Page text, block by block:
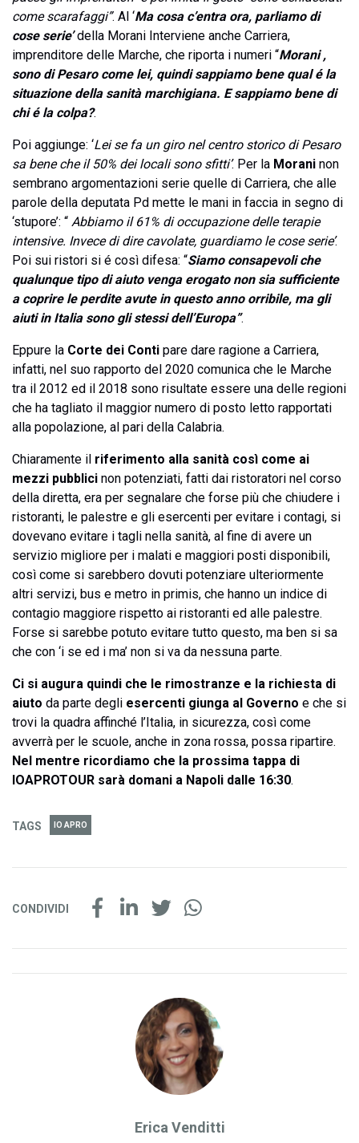
come scarafaggi”. Al ‘Ma cosa c’entra ora, parliamo di
cose serie’della Morani Interviene anche Carriera,
imprenditore delle Marche, che riporta i numeri “Morani ,
sono di Pesaro come lei, quindi sappiamo bene qual é la
situazione della sanità marchigiana. E sappiamo bene di
chi é la colpa?.
Poi aggiunge: ‘Lei se fa un giro nel centro storico di Pesaro
sa bene che il 50% dei locali sono sfitti’. Per la Morani non
sembrano argomentazioni serie quelle di Carriera, che alle
parole della deputata Pd mette le mani in faccia in segno di
‘stupore’: “ Abbiamo il 61% di occupazione delle terapie
intensive. Invece di dire cavolate, guardiamo le cose serie’.
Poi sui ristori si é così difesa: “Siamo consapevoli che
qualunque tipo di aiuto venga erogato non sia sufficiente
a coprire le perdite avute in questo anno orribile, ma gli
aiuti in Italia sono gli stessi dell’Europa”.
Eppure la Corte dei Conti pare dare ragione a Carriera,
infatti, nel suo rapporto del 2020 comunica che le Marche
tra il 2012 ed il 2018 sono risultate essere una delle regioni
che ha tagliato il maggior numero di posto letto rapportati
alla popolazione, al pari della Calabria.
Chiaramente il riferimento alla sanità così come ai
mezzi pubblici non potenziati, fatti dai ristoratori nel corso
della diretta, era per segnalare che forse più che chiudere i
ristoranti, le palestre e gli esercenti per evitare i contagi, si
dovevano evitare i tagli nella sanità, al fine di avere un
servizio migliore per i malati e maggiori posti disponibili,
così come si sarebbero dovuti potenziare ulteriormente
altri servizi, bus e metro in primis, che hanno un indice di
contagio maggiore rispetto ai ristoranti ed alle palestre.
Forse si sarebbe potuto evitare tutto questo, ma ben si sa
che con ‘i se ed i ma’ non si va da nessuna parte.
Ci si augura quindi che le rimostranze e la richiesta di
aiuto da parte degli esercenti giunga al Governo e che si
trovi la quadra affinché l’Italia, in sicurezza, così come
avverrà per le scuole, anche in zona rossa, possa ripartire.
Nel mentre ricordiamo che la prossima tappa di
IOAPROTOUR sarà domani a Napoli dalle 16:30.
TAGS IO APRO
CONDIVIDI
Erica Venditti